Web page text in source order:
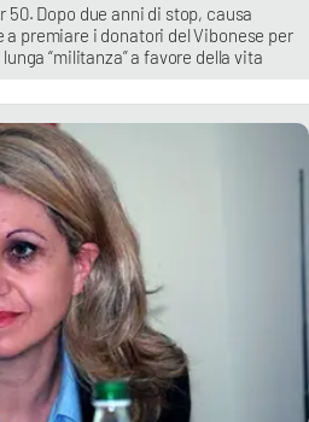
50. Dopo due anni di stop, causa
a premiare i donatori del Vibonese per
“militanza” a favore della vita